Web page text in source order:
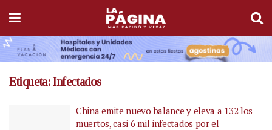
Etiqueta:Infectados
China emite nuevo balance y eleva a 132 los
muertos, casi 6 mil infectados por el